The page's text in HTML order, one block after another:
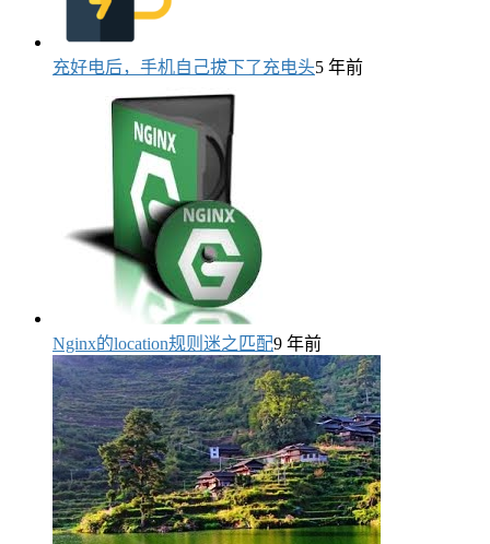
充好电后，手机自己拔下了充电头5 年前
Nginx的location规则迷之匹配9 年前